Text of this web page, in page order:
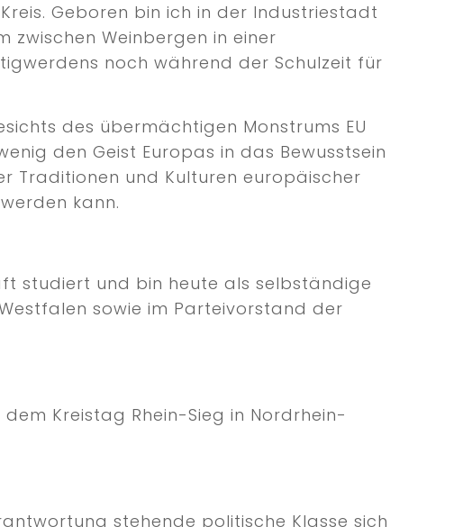
Geboren bin ich in der Industriestadt
zwischen Weinbergen in einer
noch während der Schulzeit für
des übermächtigen Monstrums EU
den Geist Europas in das Bewusstsein
Traditionen und Kulturen europäischer
kann.
studiert und bin heute als selbständige
sowie im Parteivorstand der
Kreistag Rhein-Sieg in Nordrhein-
stehende politische Klasse sich